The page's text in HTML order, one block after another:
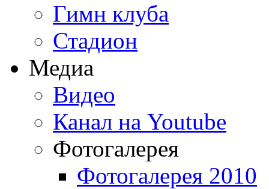
Гимн клуба
Стадион
Медиа
Видео
Канал на Youtube
Фотогалерея
Фотогалерея 2010